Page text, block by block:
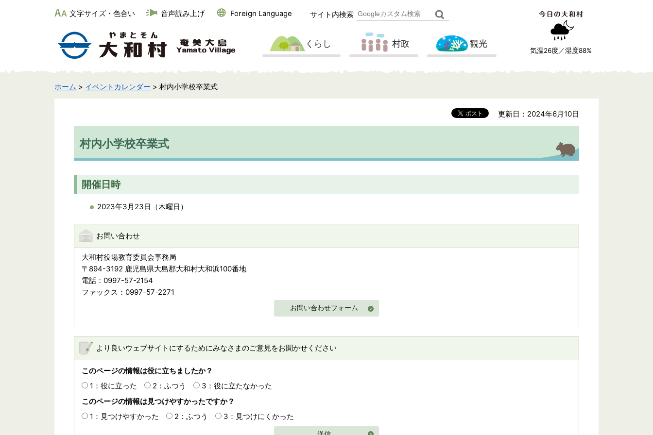
文字サイズ・色合い 音声読み上げ Foreign Language サイト内検索
くらし 村政 観光
気温26度／湿度88%
ホーム > イベントカレンダー > 村内小学校卒業式
更新日：2024年6月10日
村内小学校卒業式
開催日時
2023年3月23日（木曜日）
お問い合わせ
大和村役場教育委員会事務局
〒894-3192 鹿児島県大島郡大和村大和浜100番地
電話：0997-57-2154
ファックス：0997-57-2271
お問い合わせフォーム
より良いウェブサイトにするためにみなさまのご意見をお聞かせください
このページの情報は役に立ちましたか？
1：役に立った
2：ふつう
3：役に立たなかった
このページの情報は見つけやすかったですか？
1：見つけやすかった
2：ふつう 3：見つけにくかった